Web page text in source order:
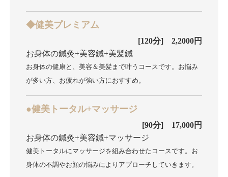
◆健美プレミアム
[120分] 2,2000円
お身体の鍼灸+美容鍼+美髪鍼
お身体の健康と、美容＆美髪まで叶うコースです。お悩み
が多い方、お疲れが強い方におすすめ。
●健美トータル+マッサージ
[90分] 17,000円
お身体の鍼灸+美容鍼+マッサージ
健美トータルにマッサージを組み合わせたコースです。お
身体の不調やお顔の悩みによりアプローチしていきます。